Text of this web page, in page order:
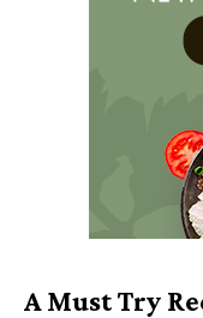
A Must Try